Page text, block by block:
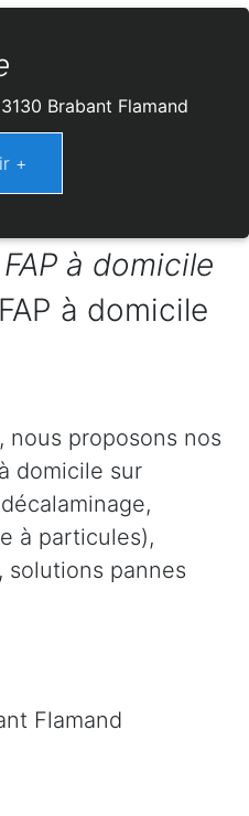
Brabant Flamand
à domicile
à domicile
nous proposons nos
domicile sur
à particules),
pannes
Flamand